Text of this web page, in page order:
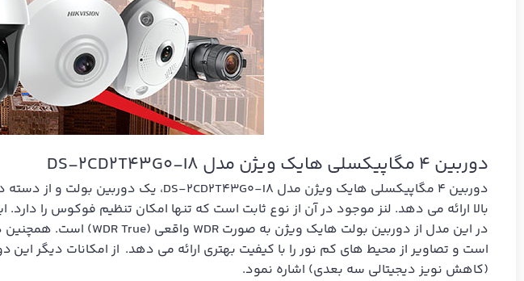
دوربین 4 مگاپیکسلی هایک ویژن مدل DS-2CD2T43G0-I8
است و تصاویر از محیط های کم نور را با کیفیت بهتری ارائه می دهد. از امکانات دیگر این
(کاهش نویز دیجیتالی سه بعدی) اشاره نمود.